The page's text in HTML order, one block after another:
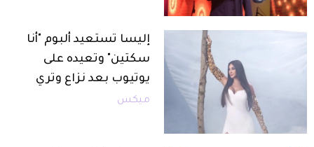
إليسا تستعيد ألبوم "أنا
سكتين" وتعيده على
يوتيوب بعد نزاع وتري
ميكس